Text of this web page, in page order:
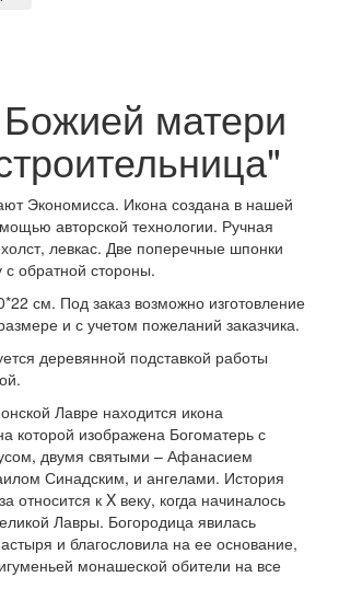
матери
Экономисса. Икона создана в нашей
авторской технологии. Ручная
левкас. Две поперечные шпонки
с обратной стороны.
см. Под заказ возможно изготовление
и с учетом пожеланий заказчика.
деревянной подставкой работы
Лавре находится икона
которой изображена Богоматерь с
двумя святыми – Афанасием
Синадским, и ангелами. История
относится к X веку, когда начиналось
Лавры. Богородица явилась
и благословила на ее основание,
монашеской обители на все